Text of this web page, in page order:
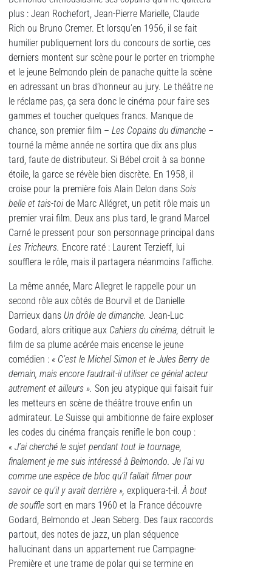
plus : Jean Rochefort, Jean-Pierre Marielle, Claude
Rich ou Bruno Cremer. Et lorsqu’en 1956, il se fait
humilier publiquement lors du concours de sortie, ces
derniers montent sur scène pour le porter en triomphe
et le jeune Belmondo plein de panache quitte la scène
en adressant un bras d’honneur au jury. Le théâtre ne
le réclame pas, ça sera donc le cinéma pour faire ses
gammes et toucher quelques francs. Manque de
chance, son premier film – Les Copains du dimanche –
tourné la même année ne sortira que dix ans plus
tard, faute de distributeur. Si Bébel croit à sa bonne
étoile, la garce se révèle bien discrète. En 1958, il
croise pour la première fois Alain Delon dans Sois
belle et tais-toide Marc Allégret, un petit rôle mais un
premier vrai film. Deux ans plus tard, le grand Marcel
Carné le pressent pour son personnage principal dans
Les Tricheurs. Encore raté : Laurent Terzieff, lui
soufflera le rôle, mais il partagera néanmoins l’affiche.
La même année, Marc Allegret le rappelle pour un
second rôle aux côtés de Bourvil et de Danielle
Darrieux dans Un drôle de dimanche. Jean-Luc
Godard, alors critique aux Cahiers du cinéma, détruit le
film de sa plume acérée mais encense le jeune
comédien : « C’est le Michel Simon et le Jules Berry de
demain, mais encore faudrait-il utiliser ce génial acteur
autrement et ailleurs ». Son jeu atypique qui faisait fuir
les metteurs en scène de théâtre trouve enfin un
admirateur. Le Suisse qui ambitionne de faire exploser
les codes du cinéma français renifle le bon coup :
« J’ai cherché le sujet pendant tout le tournage,
finalement je me suis intéressé à Belmondo. Je l’ai vu
comme une espèce de bloc qu’il fallait filmer pour
savoir ce qu’il y avait derrière », expliquera-t-il.À bout
de souffle sort en mars 1960 et la France découvre
Godard, Belmondo et Jean Seberg. Des faux raccords
partout, des notes de jazz, un plan séquence
hallucinant dans un appartement rue Campagne-
Première et une trame de polar qui se termine en